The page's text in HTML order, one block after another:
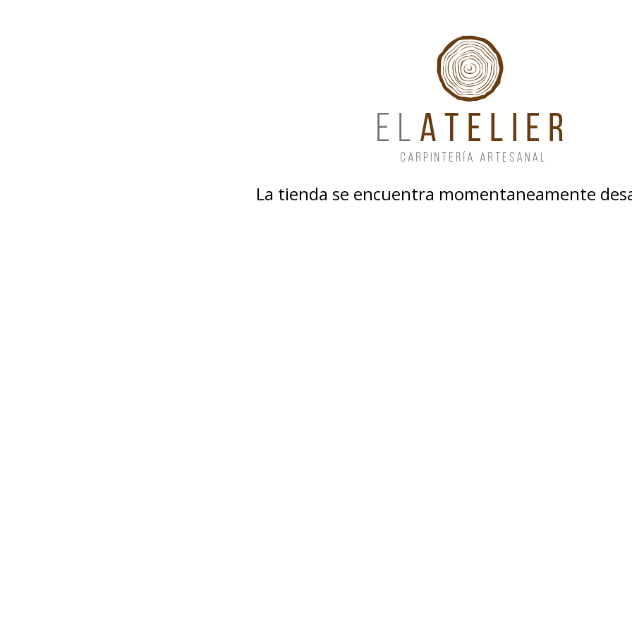
La tienda se encuentra momentaneamente